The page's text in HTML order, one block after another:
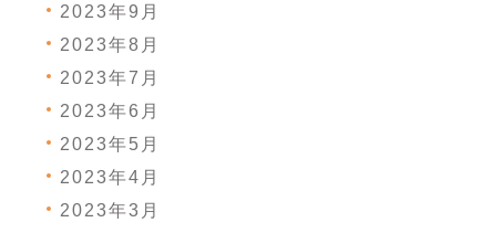
2023年9月
2023年8月
2023年7月
2023年6月
2023年5月
2023年4月
2023年3月